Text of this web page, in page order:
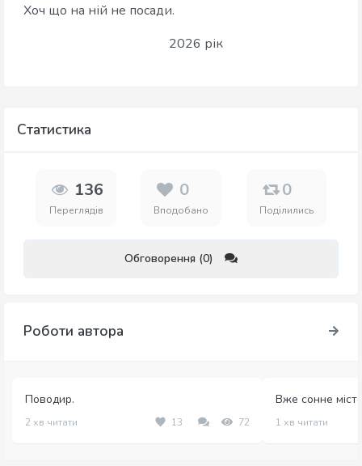
Хоч що на ній не посади.
2026 рік
Статистика
136
Переглядів
0
Вподобано
0
Поділились
Обговорення (0)
Роботи автора
Поводир.
2 хв читати 13 72
Вже сонне
1 хв читати